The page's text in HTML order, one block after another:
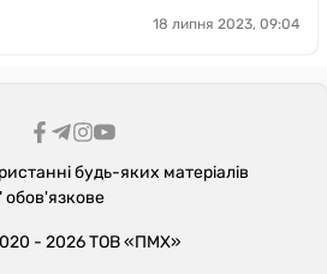
18 липня 2023, 09:04
будь-яких матеріалів
обов'язкове
- 2026 ТОВ «ПМХ»